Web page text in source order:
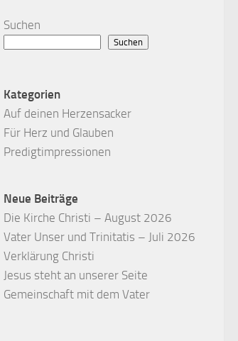
Suchen
Suchen
Kategorien
Auf deinen Herzensacker
Für Herz und Glauben
Predigtimpressionen
Neue Beiträge
Die Kirche Christi – August 2026
Vater Unser und Trinitatis – Juli 2026
Verklärung Christi
Jesus steht an unserer Seite
Gemeinschaft mit dem Vater